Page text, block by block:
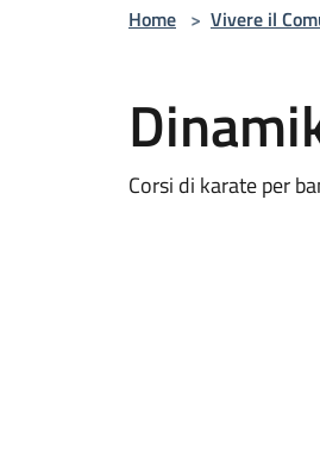
Home > Vivere il
Corsi di karate per